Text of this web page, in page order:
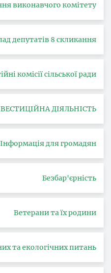
виконавчого комітету
депутатів 8 скликання
комісії сільської ради
ДІЯЛЬНІСТЬ
Інформація для громадян
Безбар'єрність
Ветерани та їх родини
та екологічних питань